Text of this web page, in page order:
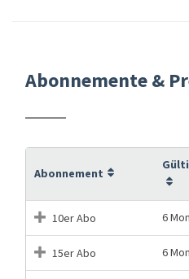
Abonnemente &
Abonnement
10er Abo 6
15er Abo 6